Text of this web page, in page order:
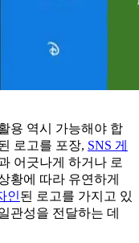
용 역시 가능해야 합
로고를 포장, SNS 게
어긋나게 하거나 로
황에 따라 유연하게
인된 로고를 가지고 있
관성을 전달하는 데